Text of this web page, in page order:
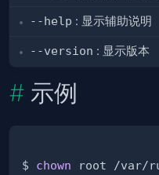
--help : 显示辅助说明
--version : 显示版本
示例
$ chown